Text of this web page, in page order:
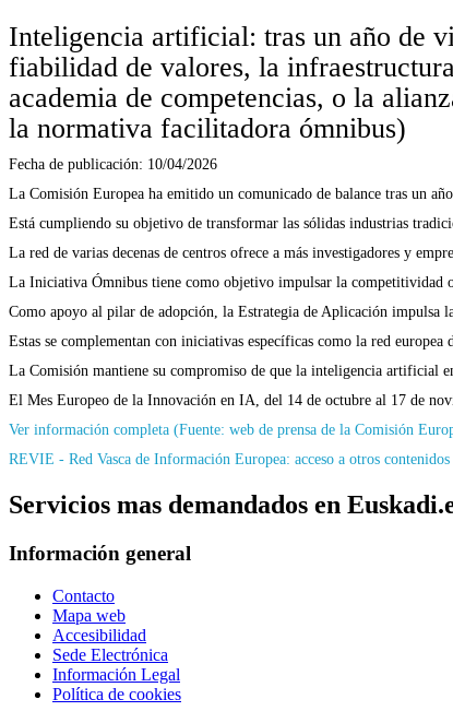
Inteligencia artificial: tras un año de
fiabilidad de valores, la
academia de competencias, o la
la normativa facilitadora ómnibus)
Fecha de publicación: 10/04/2026
La Comisión Europea ha emitido un comunicado de balance tras un
Está cumpliendo su objetivo de transformar las sólidas industrias
La red de varias decenas de centros ofrece a más investigadores y
La Iniciativa Ómnibus tiene como objetivo impulsar la competitividad
Como apoyo al pilar de adopción, la Estrategia de Aplicación impulsa
Estas se complementan con iniciativas específicas como la red europea
La Comisión mantiene su compromiso de que la inteligencia artificial
El Mes Europeo de la Innovación en IA, del 14 de octubre al 17 de
Ver información completa (Fuente: web de prensa de la Comisión
REVIE - Red Vasca de Información Europea: acceso a otros
Servicios mas demandados en
Información general
Contacto
Mapa web
Accesibilidad
Sede Electrónica
Información Legal
Política de cookies